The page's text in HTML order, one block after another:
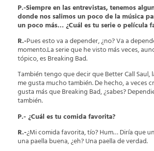
P.-Siempre en las entrevistas, tenemos
donde nos salimos un poco de la música
un poco más… ¿Cuál es tu serie o película
R.-Pues esto va a depender, ¿no? Va a
momento.La serie que he visto más veces,
tópico, es Breaking Bad.
También tengo que decir que Better Call Saul,
me gusta mucho también. De hecho, a veces
gusta más que Breaking Bad, ¿sabes?
también.
P.- ¿Cuál es tu comida favorita?
R.-¿Mi comida favorita, tío? Hum… Diría que
una paella buena, ¿eh? Una paella de verdad.